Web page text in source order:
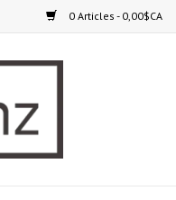
0 Articles - 0,00$CA